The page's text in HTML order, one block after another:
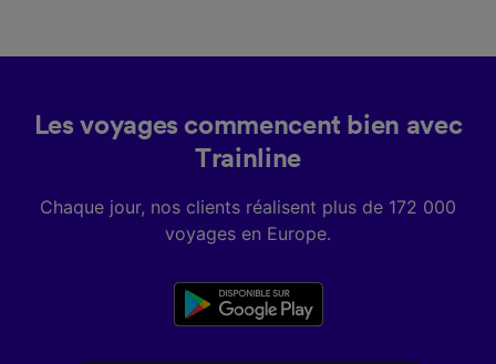
Les voyages commencent bien avec
Trainline
Chaque jour, nos clients réalisent plus de 172 000
voyages en Europe.